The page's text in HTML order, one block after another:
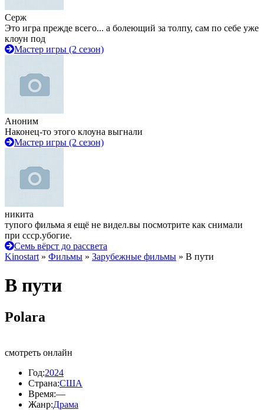
Серж
Это игра прежде всего... а болеющий за толпу, сам по себе уже
клоун под
Мастер игры (2 сезон)
Аноним
Наконец-то этого клоуна выгнали
Мастер игры (2 сезон)
никита
тупого фильма я ещё не видел.вы посмотрите как снимали
при ссср.убогие.
Семь вёрст до рассвета
Kinostart » Фильмы » Зарубежные фильмы » В пути
В пути
Polara
смотреть онлайн
Год:2024
Страна:США
Время:—
Жанр:Драма